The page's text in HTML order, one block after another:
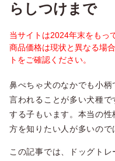
らしつけまで
当サイトは2024年末をもっ
商品価格は現状と異なる場
トをご確認ください。
鼻ぺちゃ犬のなかでも小
言われることが多い犬種
する子もいます。本当の
方を知りたい人が多いので
この記事では、ドッグト